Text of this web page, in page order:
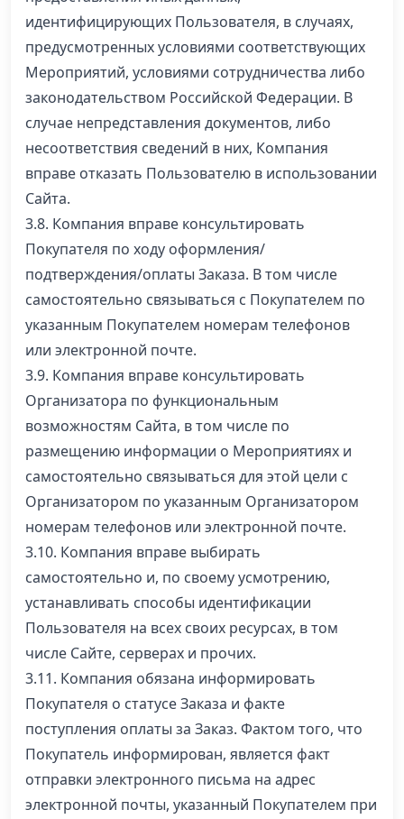
идентифицирующих Пользователя, в случаях,
предусмотренных условиями соответствующих
Мероприятий, условиями сотрудничества либо
законодательством Российской Федерации. В
случае непредставления документов, либо
несоответствия сведений в них, Компания
вправе отказать Пользователю в использовании
Сайта.
3.8. Компания вправе консультировать
Покупателя по ходу оформления/
подтверждения/оплаты Заказа. В том числе
самостоятельно связываться с Покупателем по
указанным Покупателем номерам телефонов
или электронной почте.
3.9. Компания вправе консультировать
Организатора по функциональным
возможностям Сайта, в том числе по
размещению информации о Мероприятиях и
самостоятельно связываться для этой цели с
Организатором по указанным Организатором
номерам телефонов или электронной почте.
3.10. Компания вправе выбирать
самостоятельно и, по своему усмотрению,
устанавливать способы идентификации
Пользователя на всех своих ресурсах, в том
числе Сайте, серверах и прочих.
3.11. Компания обязана информировать
Покупателя о статусе Заказа и факте
поступления оплаты за Заказ. Фактом того, что
Покупатель информирован, является факт
отправки электронного письма на адрес
электронной почты, указанный Покупателем при